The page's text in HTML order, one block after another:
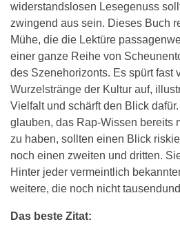
widerstandslosen Lesegenuss
zwingend aus sein. Dieses Buch
Mühe, die die Lektüre
einer ganze Reihe von
des Szenehorizonts. Es spürt fast
Wurzelstränge der Kultur auf,
Vielfalt und schärft den Blick
glauben, das Rap-Wissen bereits
zu haben, sollten einen Blick
noch einen zweiten und dritten.
Hinter jeder vermeintlich
weitere, die noch nicht
Das beste Zitat: